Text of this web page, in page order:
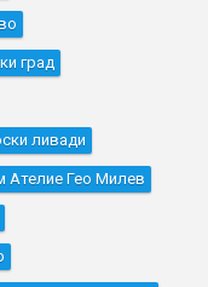
град
ливади
Ателие Гео Милев